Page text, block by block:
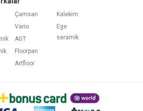
Çamsan
Vario
AGT
Floorpan
Artfloor
Kalekim
Ege
seramik